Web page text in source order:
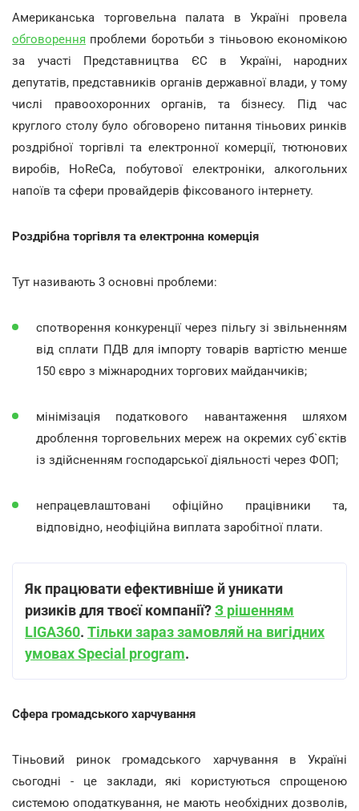
Американська торговельна палата в Україні провела
обговорення проблеми боротьби з тіньовою економікою
за участі Представництва ЄС в Україні, народних
депутатів, представників органів державної влади, у тому
числі правоохоронних органів, та бізнесу. Під час
круглого столу було обговорено питання тіньових ринків
роздрібної торгівлі та електронної комерції, тютюнових
виробів, HoReCa, побутової електроніки, алкогольних
напоїв та сфери провайдерів фіксованого інтернету.
Роздрібна торгівля та електронна комерція
Тут називають 3 основні проблеми:
спотворення конкуренції через пільгу зі звільненням
від сплати ПДВ для імпорту товарів вартістю менше
150 євро з міжнародних торгових майданчиків;
мінімізація податкового навантаження шляхом
дроблення торговельних мереж на окремих суб`єктів
із здійсненням господарської діяльності через ФОП;
непрацевлаштовані офіційно працівники та,
відповідно, неофіційна виплата заробітної плати.
Як працювати ефективніше й уникати
ризиків для твоєї компанії?З рішенням
LIGA360. Тільки зараз замовляй на вигідних
умовах Special program.
Сфера громадського харчування
Тіньовий ринок громадського харчування в Україні
сьогодні - це заклади, які користуються спрощеною
системою оподаткування, не мають необхідних дозволів,